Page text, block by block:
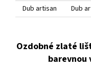
Dub artisan
Dub
Ozdobné zlaté
barevnou